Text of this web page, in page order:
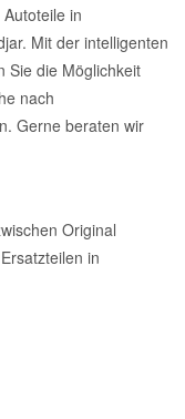
in
Mit der intelligenten
Sie die Möglichkeit
nach
Gerne beraten wir
Original
in